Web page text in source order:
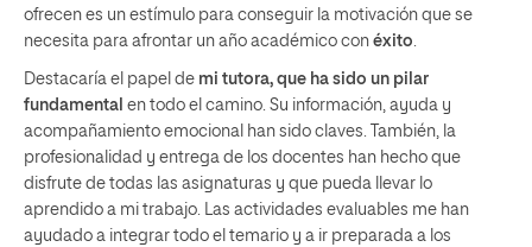
ofrecen es un estímulo para conseguir la motivación que se
necesita para afrontar un año académico con éxito.
Destacaría el papel de mi tutora, que ha sido un pilar
fundamental en todo el camino. Su información, ayuda y
acompañamiento emocional han sido claves. También, la
profesionalidad y entrega de los docentes han hecho que
disfrute de todas las asignaturas y que pueda llevar lo
aprendido a mi trabajo. Las actividades evaluables me han
ayudado a integrar todo el temario y a ir preparada a los